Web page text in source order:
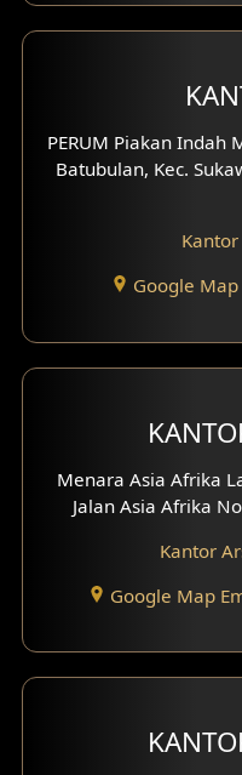
Desain Hotel
Desain Klinik
Desain Kantor
Desain Interior
Desain Interior
Desain Interior
Desain Interior
Eksterior
PERUM Piakan Indah
Batubulan, Kec.
Google
Menara Asia Afrika
Jalan Asia Afrika
Kantor
Google Map